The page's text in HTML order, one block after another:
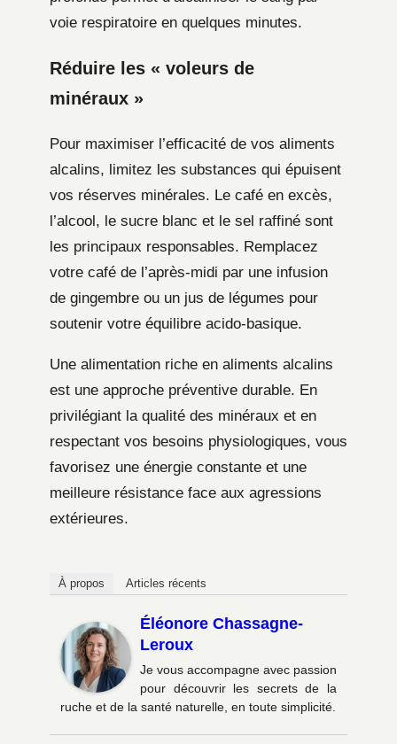
voie respiratoire en quelques minutes.
Réduire les « voleurs de
minéraux »
Pour maximiser l’efficacité de vos aliments
alcalins, limitez les substances qui épuisent
vos réserves minérales. Le café en excès,
l’alcool, le sucre blanc et le sel raffiné sont
les principaux responsables. Remplacez
votre café de l’après-midi par une infusion
de gingembre ou un jus de légumes pour
soutenir votre équilibre acido-basique.
Une alimentation riche en aliments alcalins
est une approche préventive durable. En
privilégiant la qualité des minéraux et en
respectant vos besoins physiologiques, vous
favorisez une énergie constante et une
meilleure résistance face aux agressions
extérieures.
À propos Articles récents
Éléonore Chassagne-
Leroux
Je vous accompagne avec passion
pour découvrir les secrets de la
ruche et de la santé naturelle, en toute simplicité.